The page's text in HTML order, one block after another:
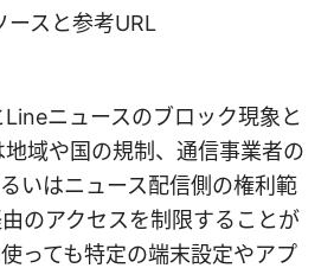
ースと参考URL
ニュースのブロック現象と
域や国の規制、通信事業者の
いはニュース配信側の権利範
のアクセスを制限することが
っても特定の端末設定やアプ